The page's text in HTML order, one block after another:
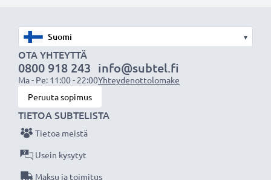
Valitse CELLONIC®, etkä tingi laadusta. Tilaa nyt!
▾
OTA YHTEYTTÄ
0800 918 243
Ma - Pe: 11:00 - 22:00
info@subtel.fi
Yhteydenottolomake
Peruuta sopimus
TIETOA SUBTELISTA
Tietoa meistä
Usein kysytyt
Maksu ja toimitus